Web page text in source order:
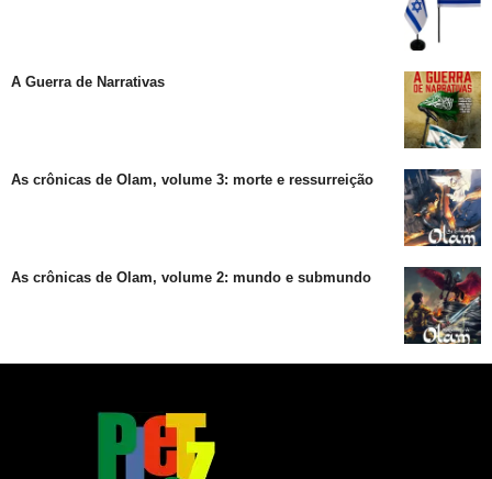
A Guerra de Narrativas
As crônicas de Olam, volume 3: morte e ressurreição
As crônicas de Olam, volume 2: mundo e submundo